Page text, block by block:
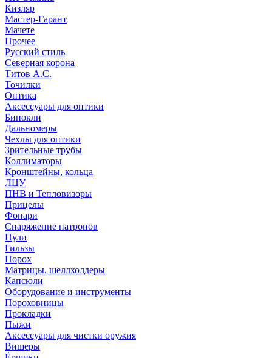
Кизляр
Мастер-Гарант
Мачете
Прочее
Русский стиль
Северная корона
Титов А.С.
Точилки
Оптика
Аксессуары для оптики
Бинокли
Дальномеры
Чехлы для оптики
Зрительные трубы
Коллиматоры
Кронштейны, кольца
ЛЦУ
ПНВ и Тепловизоры
Прицелы
Фонари
Снаряжение патронов
Пули
Гильзы
Порох
Матрицы, шеллхолдеры
Капсюли
Оборудование и инструменты
Пороховницы
Прокладки
Пыжи
Аксессуары для чистки оружия
Вишеры